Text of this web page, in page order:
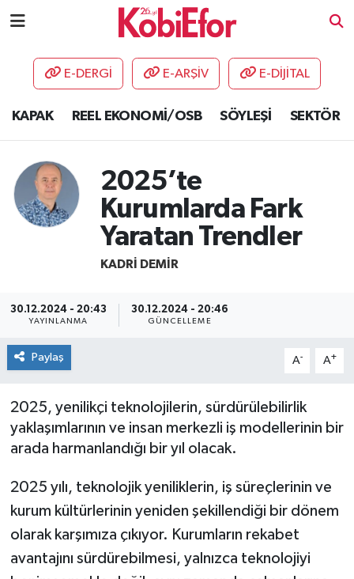
E-DERGİ E-ARŞİV E-DİJİTAL
KAPAK REEL EKONOMİ/OSB SÖYLEŞİ SEKTÖR
2025’te
Kurumlarda Fark
Yaratan Trendler
KADRI DEMIR
30.12.2024 - 20:43
YAYINLANMA
30.12.2024 - 20:46
GÜNCELLEME
Paylaş A- A+
2025, yenilikçi teknolojilerin, sürdürülebilirlik
yaklaşımlarının ve insan merkezli iş modellerinin bir
arada harmanlandığı bir yıl olacak.
2025 yılı, teknolojik yeniliklerin, iş süreçlerinin ve
kurum kültürlerinin yeniden şekillendiği bir dönem
olarak karşımıza çıkıyor. Kurumların rekabet
avantajını sürdürebilmesi, yalnızca teknolojiyi
AKADEMİ
DESTEK-TEŞVİK
ETKİNLİK
GÜNCEL
HABERLER
KAPAK
OSB
ŞİRKET PANO
ÜLKE
YAŞAM